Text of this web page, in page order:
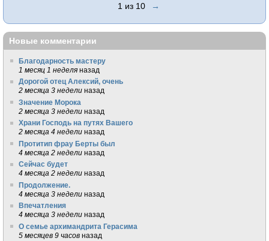
1 из 10 →
Новые комментарии
Благодарность мастеру
1 месяц 1 неделя назад
Дорогой отец Алексий, очень
2 месяца 3 недели назад
Значение Морока
2 месяца 3 недели назад
Храни Господь на путях Вашего
2 месяца 4 недели назад
Протитип фрау Берты был
4 месяца 2 недели назад
Сейчас будет
4 месяца 2 недели назад
Продолжение.
4 месяца 3 недели назад
Впечатления
4 месяца 3 недели назад
О семье архимандрита Герасима
5 месяцев 9 часов назад